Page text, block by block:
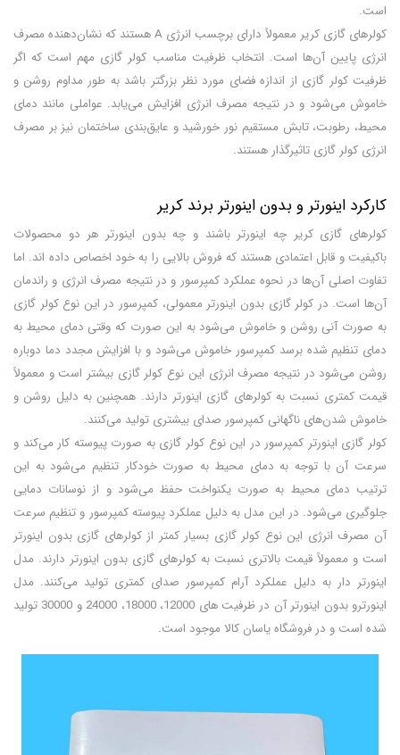
است.
کولرهای گازی کریر معمولاً دارای برچسب انرژی A هستند که نشان‌دهنده مصرف
انرژی پایین آن‌ها است. انتخاب ظرفیت مناسب کولر گازی مهم است که اگر
ظرفیت کولر گازی از اندازه فضای مورد نظر بزرگتر باشد به طور مداوم روشن و
خاموش می‌شود و در نتیجه مصرف انرژی افزایش می‌یابد. عواملی مانند دمای
محیط، رطوبت، تابش مستقیم نور خورشید و عایق‌بندی ساختمان نیز بر مصرف
انرژی کولر گازی تاثیرگذار هستند.
کارکرد اینورتر و بدون اینورتر برند کریر
کولرهای گازی کریر چه اینورتر باشند و چه بدون اینورتر هر دو محصولات
باکیفیت و قابل اعتمادی هستند که فروش بالایی را به خود اخصاص داده اند. اما
تفاوت اصلی آن‌ها در نحوه عملکرد کمپرسور و در نتیجه مصرف انرژی و راندمان
آن‌ها است. در کولر گازی بدون اینورتر معمولی، کمپرسور در این نوع کولر گازی
به صورت آنی روشن و خاموش می‌شود به این صورت که وقتی دمای محیط به
دمای تنظیم شده برسد کمپرسور خاموش می‌شود و با افزایش مجدد دما دوباره
روشن می‌شود در نتیجه مصرف انرژی این نوع کولر گازی بیشتر است و معمولاً
قیمت کمتری نسبت به کولرهای گازی اینورتر دارند. همچنین به دلیل روشن و
خاموش شدن‌های ناگهانی کمپرسور صدای بیشتری تولید می‌کنند.
کولر گازی اینورتر کمپرسور در این نوع کولر گازی به صورت پیوسته کار می‌کند و
سرعت آن با توجه به دمای محیط به صورت خودکار تنظیم می‌شود به این
ترتیب دمای محیط به صورت یکنواخت حفظ می‌شود و از نوسانات دمایی
جلوگیری می‌شود. در این مدل به دلیل عملکرد پیوسته کمپرسور و تنظیم سرعت
آن مصرف انرژی این نوع کولر گازی بسیار کمتر از کولرهای گازی بدون اینورتر
است و معمولاً قیمت بالاتری نسبت به کولرهای گازی بدون اینورتر دارند. مدل
اینورتر دار به دلیل عملکرد آرام کمپرسور صدای کمتری تولید می‌کنند. مدل
اینورترو بدون اینورتر آن در ظرفیت های 12000، 18000، 24000 و 30000 تولید
شده است و در فروشگاه یاسان کالا موجود است.